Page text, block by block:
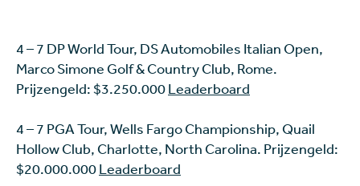
4 – 7 DP World Tour, DS Automobiles Italian Open,
Marco Simone Golf & Country Club, Rome.
Prijzengeld: $3.250.000Leaderboard
4 – 7 PGA Tour, Wells Fargo Championship, Quail
Hollow Club, Charlotte, North Carolina. Prijzengeld:
$20.000.000Leaderboard